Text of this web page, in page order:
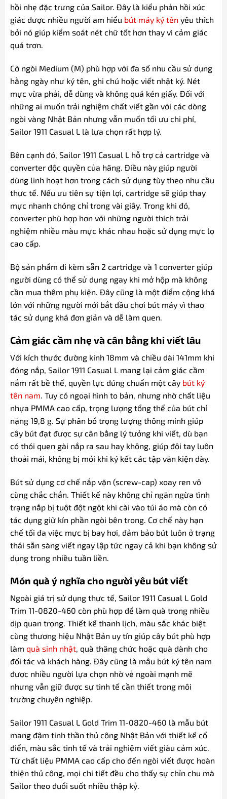
hồi nhẹ đặc trưng của Sailor. Đây là kiểu phản hồi xúc
giác được nhiều người am hiểu bút máy ký tênyêu thích
bởi nó giúp kiểm soát nét chữ tốt hơn thay vì cảm giác
quá trơn.
Cỡ ngòi Medium (M) phù hợp với đa số nhu cầu sử dụng
hằng ngày như ký tên, ghi chú hoặc viết nhật ký. Nét
mực vừa phải, dễ dùng và không quá kén giấy. Đối với
những ai muốn trải nghiệm chất viết gần với các dòng
ngòi vàng Nhật Bản nhưng vẫn muốn tối ưu chi phí,
Sailor 1911 Casual L là lựa chọn rất hợp lý.
Bên cạnh đó, Sailor 1911 Casual L hỗ trợ cả cartridge và
converter độc quyền của hãng. Điều này giúp người
dùng linh hoạt hơn trong cách sử dụng tùy theo nhu cầu
thực tế. Nếu ưu tiên sự tiện lợi, cartridge sẽ giúp thay
mực nhanh chóng chỉ trong vài giây. Trong khi đó,
converter phù hợp hơn với những người thích trải
nghiệm nhiều màu mực khác nhau hoặc sử dụng mực lọ
cao cấp.
Bộ sản phẩm đi kèm sẵn 2 cartridge và 1 converter giúp
người dùng có thể sử dụng ngay khi mở hộp mà không
cần mua thêm phụ kiện. Đây cũng là một điểm cộng khá
lớn với những người mới bắt đầu chơi bút máy vì thao
tác sử dụng khá đơn giản và dễ làm quen.
Cảm giác cầm nhẹ và cân bằng khi viết lâu
Với kích thước đường kính 18mm và chiều dài 141mm khi
đóng nắp, Sailor 1911 Casual L mang lại cảm giác cầm
nắm rất bề thế, quyền lực đúng chuẩn một cây bút ký
tên nam. Tuy có ngoại hình to bản, nhưng nhờ chất liệu
nhựa PMMA cao cấp, trọng lượng tổng thể của bút chỉ
nặng 19,8 g. Sự phân bổ trọng lượng thông minh giúp
cây bút đạt được sự cân bằng lý tưởng khi viết, dù bạn
có thói quen gài nắp ra sau hay không, giúp đôi tay luôn
thoải mái, không bị mỏi khi ký kết các tập văn kiện dày.
Bút sử dụng cơ chế nắp vặn (screw-cap) xoay ren vô
cùng chắc chắn. Thiết kế này không chỉ ngăn ngừa tình
trạng nắp bị tuột đột ngột khi cài vào túi áo mà còn có
tác dụng giữ kín phần ngòi bên trong. Cơ chế này hạn
chế tối đa việc mực bị bay hơi, đảm bảo bút luôn ở trạng
thái sẵn sàng viết ngay lập tức ngay cả khi bạn không sử
dụng trong nhiều tuần liền.
Món quà ý nghĩa cho người yêu bút viết
Ngoài giá trị sử dụng thực tế, Sailor 1911 Casual L Gold
Trim 11-0820-460 còn phù hợp để làm quà trong nhiều
dịp quan trọng. Thiết kế thanh lịch, màu sắc khác biệt
cùng thương hiệu Nhật Bản uy tín giúp cây bút phù hợp
làm quà sinh nhật, quà thăng chức hoặc quà dành cho
đối tác và khách hàng. Đây cũng là mẫu bút ký tên nam
được nhiều người lựa chọn nhờ vẻ ngoài mạnh mẽ
nhưng vẫn giữ được sự tinh tế cần thiết trong môi
trường chuyên nghiệp.
Sailor 1911 Casual L Gold Trim 11-0820-460 là mẫu bút
mang đậm tinh thần thủ công Nhật Bản với thiết kế cổ
điển, màu sắc tinh tế và trải nghiệm viết giàu cảm xúc.
Từ chất liệu PMMA cao cấp cho đến ngòi viết được hoàn
thiện thủ công, mọi chi tiết đều cho thấy sự chỉn chu mà
Sailor theo đuổi suốt nhiều thập kỷ.